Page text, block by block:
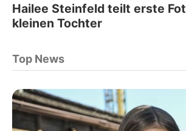
Hailee Steinfeld teilt erste
kleinen Tochter
Top News